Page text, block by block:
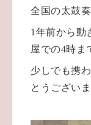
全国の太鼓
1年前から動
屋での4時ま
少しでも携
とうございま